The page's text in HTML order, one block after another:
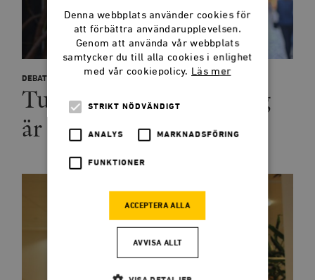
DEBATT
Turkiets folkomröstning
är en varning för oss
Denna webbplats använder cookies för
att förbättra användarupplevelsen.
Genom att använda vår webbplats
samtycker du till alla cookies i enlighet
med vår cookiepolicy. Läs mer
STRIKT NÖDVÄNDIGT
ANALYS MARKNADSFÖRING
FUNKTIONER
ACCEPTERA ALLA
AVVISA ALLT